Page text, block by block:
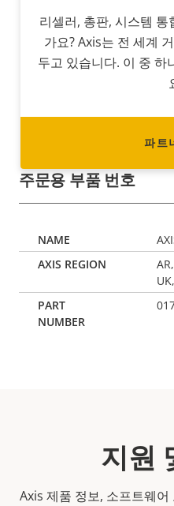
리셀러, 총판, 시스템
가요? Axis는 전 세계
두고 있습니다. 이 중 하
파트
주문용 부품 번호
지원
Axis 제품 정보, 소프트웨